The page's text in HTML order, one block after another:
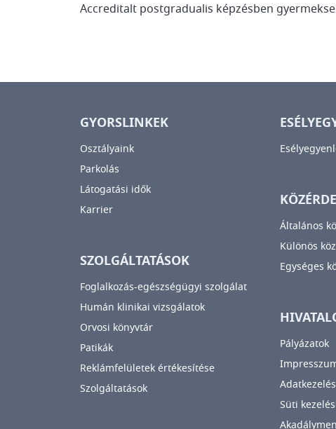
Accreditalt postgradualis képzésben
GYORSLINKEK
Osztályaink
Parkolás
Látogatási idők
Karrier
SZOLGÁLTATÁSOK
Foglalkozás-egészségügyi szolgálat
Humán klinikai vizsgálatok
Orvosi könyvtár
Patikák
Reklámfelületek értékesítése
Szolgáltatások
Általános
Különös
Egységes
Pályázatok
Süti